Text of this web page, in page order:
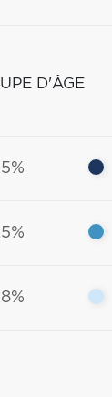
D'ÂGE